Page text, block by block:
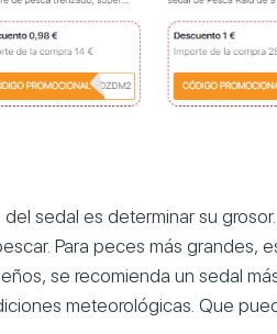
sedal es determinar su
Para peces más grandes,
se recomienda un sedal
meteorológicas. Que